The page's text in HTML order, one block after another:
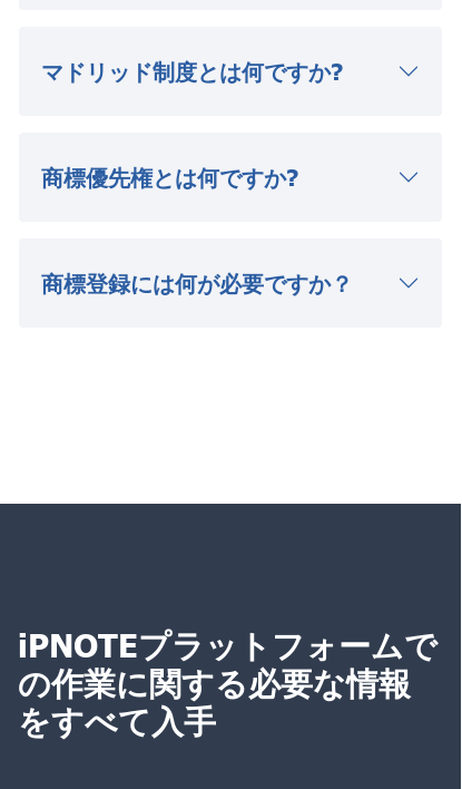
マドリッド制度とは何ですか?
商標優先権とは何ですか?
商標登録には何が必要ですか？
iPNOTEプラットフォームで
の作業に関する必要な情報
をすべて入手